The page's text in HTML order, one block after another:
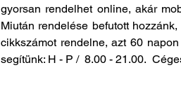
gyorsan rendelhet online, akár
Miután rendelése befutott
cikkszámot rendelne, azt 60
segítünk: H - P / 8.00 - 21.00.